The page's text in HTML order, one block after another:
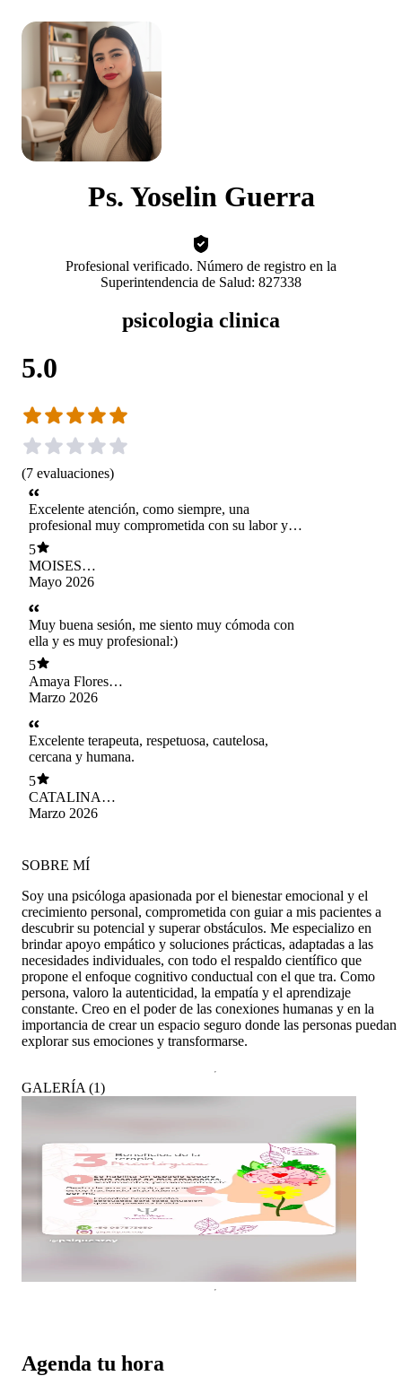
Ps. Yoselin Guerra
Profesional verificado. Número de registro en la
Superintendencia de Salud: 827338
psicologia clinica
5.0
(7 evaluaciones)
Excelente atención, como siempre, una
profesional muy comprometida con su labor y
sus usuarios. Recomendadísima!!
5
MOISES
TORREJON
Mayo 2026
Muy buena sesión, me siento muy cómoda con
ella y es muy profesional:)
5
Amaya Flores
Alvarez
Marzo 2026
Excelente terapeuta, respetuosa, cautelosa,
cercana y humana.
5
CATALINA
GALVEZ
Marzo 2026
Agenda tu hora
SOBRE MÍ
Soy una psicóloga apasionada por el bienestar emocional y el
crecimiento personal, comprometida con guiar a mis pacientes a
descubrir su potencial y superar obstáculos. Me especializo en
brindar apoyo empático y soluciones prácticas, adaptadas a las
necesidades individuales, con todo el respaldo científico que
propone el enfoque cognitivo conductual con el que tra. Como
persona, valoro la autenticidad, la empatía y el aprendizaje
constante. Creo en el poder de las conexiones humanas y en la
importancia de crear un espacio seguro donde las personas puedan
explorar sus emociones y transformarse.
GALERÍA (1)